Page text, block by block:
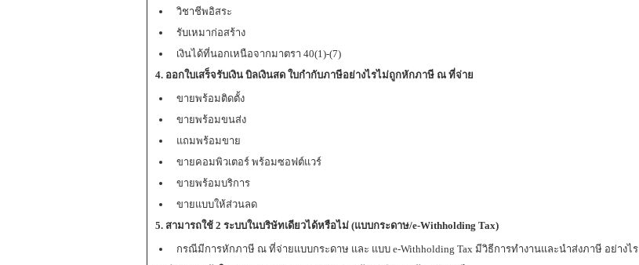
วิชาชีพอิสระ
รับเหมาก่อสร้าง
เงินได้ที่นอกเหนือจากมาตรา 40(1)-(7)
4. ออกใบเสร็จรับเงิน บิลเงินสด ใบกำกับภาษีอย่างไรไม่ถูกหักภาษี ณ ที่จ่าย
ขายพร้อมติดตั้ง
ขายพร้อมขนส่ง
แถมพร้อมขาย
ขายคอมพิวเตอร์ พร้อมซอฟต์แวร์
ขายพร้อมบริการ
ขายแบบให้ส่วนลด
5. สามารถใช้ 2 ระบบในบริษัทเดียวได้หรือไม่ (แบบกระดาษ/e-Withholding Tax)
กรณีมีการหักภาษี ณ ที่จ่ายแบบกระดาษ และ แบบ e-Withholding Tax มีวิธีการทำงานและนำส่งภาษี อย่างไร